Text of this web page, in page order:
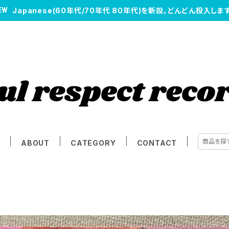
Japanese(60年代/70年代 80年代)を新設。どんどん投入します
ABOUT CATEGORY CONTACT